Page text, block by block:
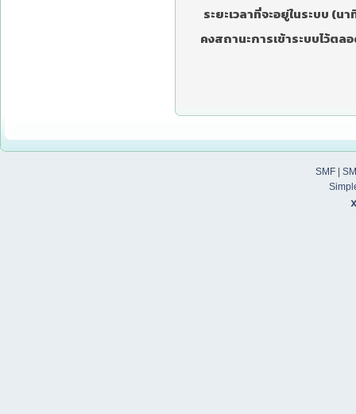
ระยะเวลาที่จะอยู่ในระบบ (นา
คงสถานะการเข้าระบบไว้ตล
SMF|